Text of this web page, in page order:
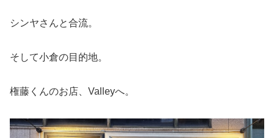
シンヤさんと合流。
そして小倉の目的地。
権藤くんのお店、Valleyへ。